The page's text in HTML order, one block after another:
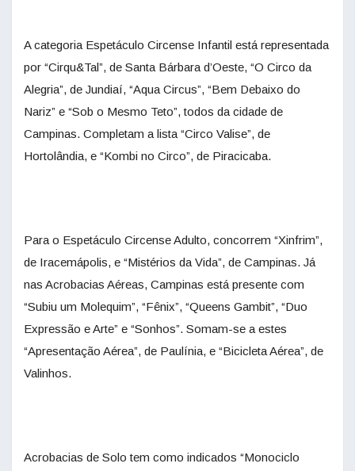
A categoria Espetáculo Circense Infantil está representada
por “Cirqu&Tal”, de Santa Bárbara d’Oeste, “O Circo da
Alegria”, de Jundiaí, “Aqua Circus”, “Bem Debaixo do
Nariz” e “Sob o Mesmo Teto”, todos da cidade de
Campinas. Completam a lista “Circo Valise”, de
Hortolândia, e “Kombi no Circo”, de Piracicaba.
Para o Espetáculo Circense Adulto, concorrem “Xinfrim”,
de Iracemápolis, e “Mistérios da Vida”, de Campinas. Já
nas Acrobacias Aéreas, Campinas está presente com
“Subiu um Molequim”, “Fênix”, “Queens Gambit”, “Duo
Expressão e Arte” e “Sonhos”. Somam-se a estes
“Apresentação Aérea”, de Paulínia, e “Bicicleta Aérea”, de
Valinhos.
Acrobacias de Solo tem como indicados “Monociclo